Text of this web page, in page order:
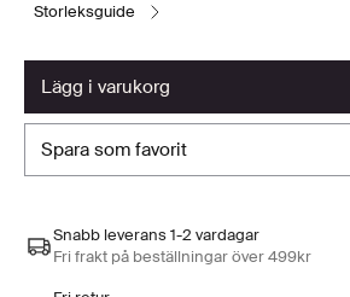
storleksguide
lägg i varukorg
spara som favorit
Snabb leverans 1-2 vardagar
Fri frakt på beställningar över 499kr